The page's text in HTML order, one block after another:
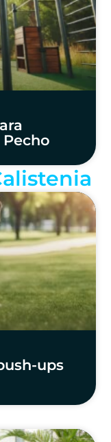
ups